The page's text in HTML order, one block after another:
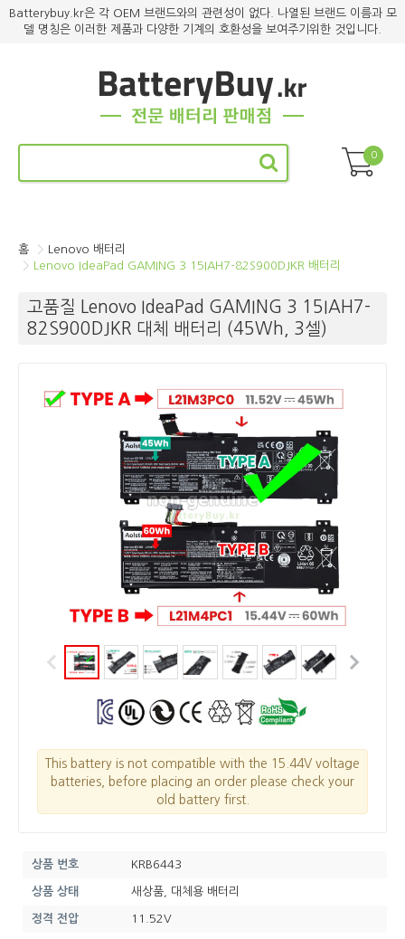
Batterybuy.kr은 각 OEM 브랜드와의 관련성이 없다. 나열된 브랜드 이름과 모
델 명칭은 이러한 제품과 다양한 기계의 호환성을 보여주기위한 것입니다.
0
홈
Lenovo 배터리
Lenovo IdeaPad GAMING 3 15IAH7-82S900DJKR 배터리
고품질 Lenovo IdeaPad GAMING 3 15IAH7-
82S900DJKR 대체 배터리 (45Wh, 3셀)
This battery is not compatible with the 15.44V voltage
batteries, before placing an order please check your
old battery first.
상품 번호 KRB6443
상품 상태 새상품, 대체용 배터리
정격 전압 11.52V